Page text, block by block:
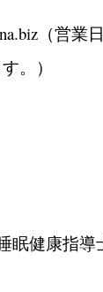
（営業
。）
眠健康指導